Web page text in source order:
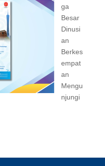
ga
Besar
Dinusi
an
Berkes
empat
an
Mengu
njungi